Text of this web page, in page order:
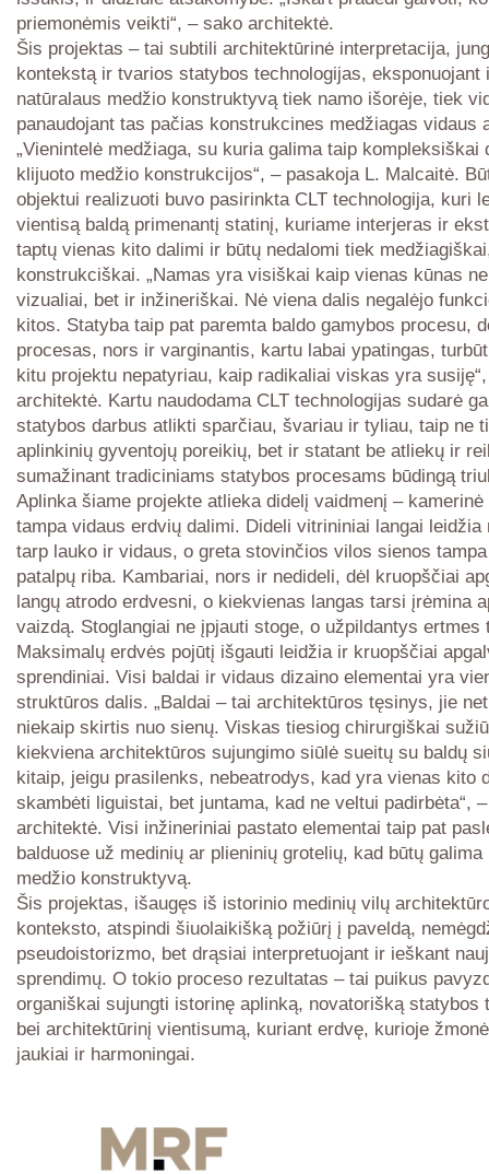
priemonėmis veikti“, – sako architektė.
Šis projektas – tai subtili architektūrinė interpretacija,
kontekstą ir tvarios statybos technologijas, eksponuojant
natūralaus medžio konstruktyvą tiek namo išorėje, tiek
panaudojant tas pačias konstrukcines medžiagas vidaus
„Vienintelė medžiaga, su kuria galima taip kompleksiškai
klijuoto medžio konstrukcijos“, – pasakoja L. Malcaitė.
objektui realizuoti buvo pasirinkta CLT technologija, kuri
vientisą baldą primenantį statinį, kuriame interjeras ir
taptų vienas kito dalimi ir būtų nedalomi tiek
konstrukciškai. „Namas yra visiškai kaip vienas kūnas
vizualiai, bet ir inžineriškai. Nė viena dalis negalėjo
kitos. Statyba taip pat paremta baldo gamybos procesu,
procesas, nors ir varginantis, kartu labai ypatingas,
kitu projektu nepatyriau, kaip radikaliai viskas yra
architektė. Kartu naudodama CLT technologijas sudarė
statybos darbus atlikti sparčiau, švariau ir tyliau, taip ne
aplinkinių gyventojų poreikių, bet ir statant be atliekų ir
sumažinant tradiciniams statybos procesams būdingą
Aplinka šiame projekte atlieka didelį vaidmenį –
tampa vidaus erdvių dalimi. Dideli vitrininiai langai leidžia
tarp lauko ir vidaus, o greta stovinčios vilos sienos
patalpų riba. Kambariai, nors ir nedideli, dėl kruopščiai
langų atrodo erdvesni, o kiekvienas langas tarsi įrėmina
vaizdą. Stoglangiai ne įpjauti stoge, o užpildantys ertmes
Maksimalų erdvės pojūtį išgauti leidžia ir kruopščiai
sprendiniai. Visi baldai ir vidaus dizaino elementai yra
struktūros dalis. „Baldai – tai architektūros tęsinys, jie
niekaip skirtis nuo sienų. Viskas tiesiog chirurgiškai
kiekviena architektūros sujungimo siūlė sueitų su baldų
kitaip, jeigu prasilenks, nebeatrodys, kad yra vienas kito
skambėti liguistai, bet juntama, kad ne veltui padirbėta“,
architektė. Visi inžineriniai pastato elementai taip pat
balduose už medinių ar plieninių grotelių, kad būtų
medžio konstruktyvą.
Šis projektas, išaugęs iš istorinio medinių vilų
konteksto, atspindi šiuolaikišką požiūrį į paveldą,
pseudoistorizmo, bet drąsiai interpretuojant ir ieškant
sprendimų. O tokio proceso rezultatas – tai puikus
organiškai sujungti istorinę aplinką, novatorišką statybos
bei architektūrinį vientisumą, kuriant erdvę, kurioje
jaukiai ir harmoningai.